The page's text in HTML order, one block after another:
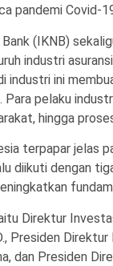
pandemi Covid-
(IKNB)
industri
industri ini
Para pelaku
hingga
terpapar jelas
diikuti dengan
Direktur
dan Presiden